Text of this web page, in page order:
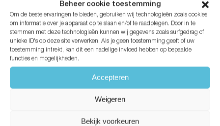
Beheer cookie toestemming
Om de beste ervaringen te bieden, gebruiken wij technologieën zoals cookies
om informatie over je apparaat op te slaan en/of te raadplegen. Door in te
stemmen met deze technologieën kunnen wij gegevens zoals surfgedrag of
unieke ID's op deze site verwerken. Als je geen toestemming geeft of uw
toestemming intrekt, kan dit een nadelige invloed hebben op bepaalde
functies en mogelijkheden.
Accepteren
Weigeren
Bekijk voorkeuren
WACHTWOORD*
Wachtwoord vergeten?